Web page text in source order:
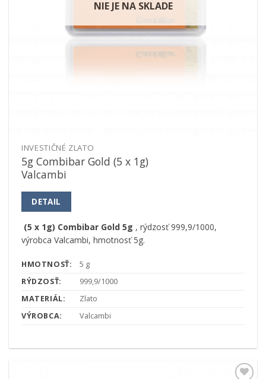
NIE JE NA SKLADE
INVESTIČNÉ ZLATO
5g Combibar Gold (5 x 1g)
Valcambi
DETAIL
(5 x 1g) Combibar Gold 5g , rýdzosť 999,9/1000,
výrobca Valcambi, hmotnosť 5g.
HMOTNOSŤ:
5 g
RÝDZOSŤ:
999,9/1000
MATERIÁL:
Zlato
VÝROBCA:
Valcambi